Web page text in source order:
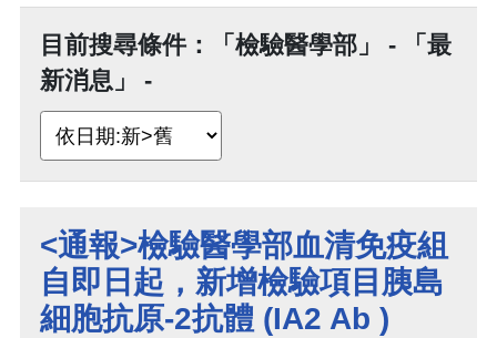
目前搜尋條件：「檢驗醫學部」 - 「最
新消息」 -
<通報>檢驗醫學部血清免疫組
自即日起，新增檢驗項目胰島
細胞抗原-2抗體 (IA2 Ab )